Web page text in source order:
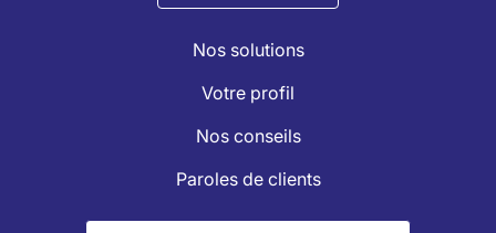
Nos solutions
Votre profil
Nos conseils
Paroles de clients